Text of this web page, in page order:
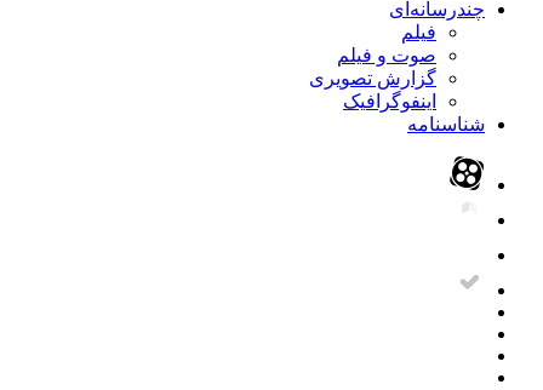
چندرسانه‌ای
فیلم
صوت و فیلم
گزارش تصویری
اینفوگرافیک
شناسنامه